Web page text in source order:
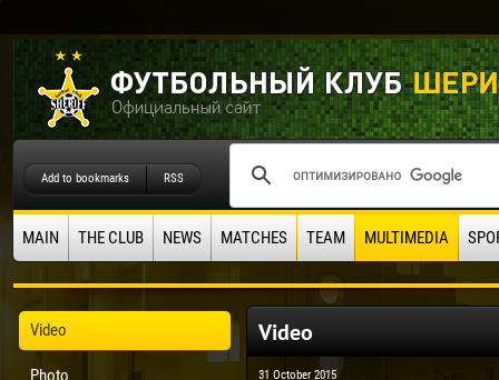
Add to bookmarks RSS
MAIN THE CLUB NEWS MATCHES TEAM MULTIMEDIA
Video
Photo
Video
31 October 2015